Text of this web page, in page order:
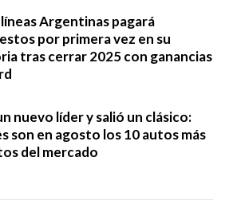
Argentinas pagará
por primera vez en su
tras cerrar 2025 con ganancias
nuevo líder y salió un clásico:
son en agosto los 10 autos más
del mercado